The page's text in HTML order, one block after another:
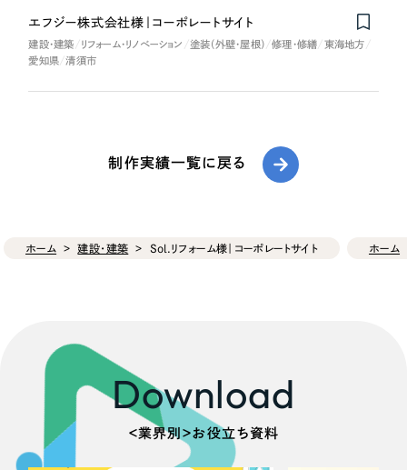
エフジー株式会社様｜コーポレートサイト
建設・建築 リフォーム・リノベーション 塗装（外壁・屋根） 修理・修繕
東海地方
愛知県
清須市
制作実績一覧に戻る
ホーム 建設・建築 Sol.リフォーム様｜コーポレートサイト ホーム
Download
＜業界別＞お役立ち資料